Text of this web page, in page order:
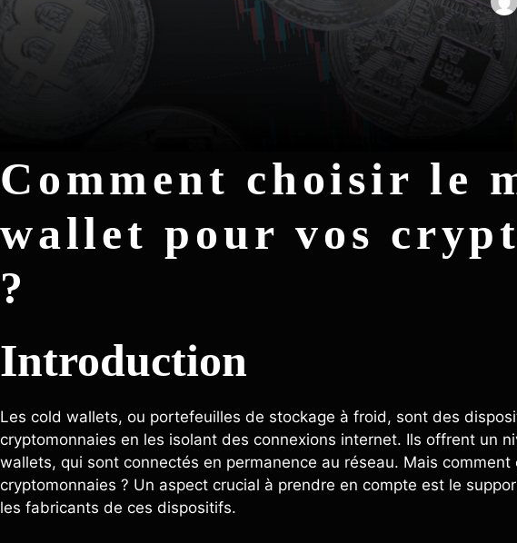
Comment choisir le
wallet pour vos
?
Introduction
Les cold wallets, ou portefeuilles de stockage à froid, sont des
cryptomonnaies en les isolant des connexions internet. Ils offrent un
wallets, qui sont connectés en permanence au réseau. Mais
cryptomonnaies ? Un aspect crucial à prendre en compte est le
les fabricants de ces dispositifs.